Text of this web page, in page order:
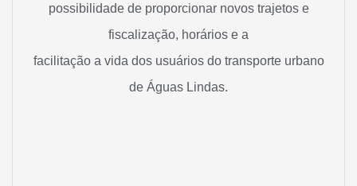
possibilidade de proporcionar novos trajetos e
fiscalização, horários e a
facilitação a vida dos usuários do transporte urbano
de Águas Lindas.